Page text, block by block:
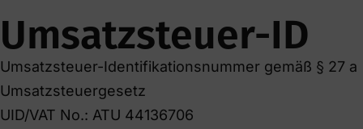
Umsatzsteuer-ID
Umsatzsteuer-Identifikationsnummer gemäß § 27 a
Umsatzsteuergesetz
UID/VAT No.: ATU 44136706